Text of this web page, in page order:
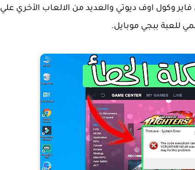
وكول اوف ديوتي والعديد من الالعاب الأخري علي
للعبة ببجي موبايل.